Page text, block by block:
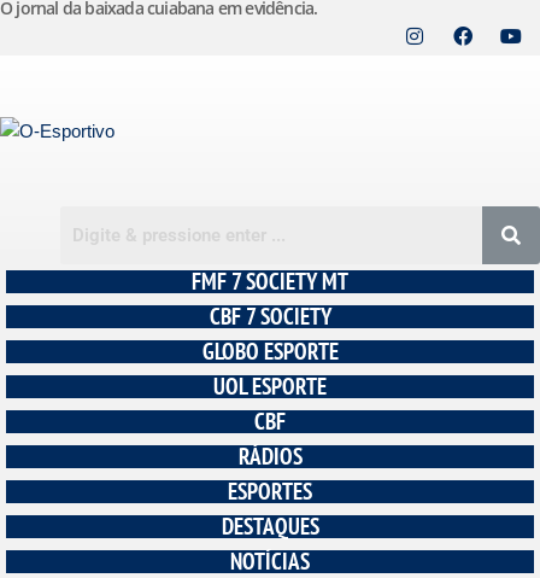
o
O jornal da baixada cuiabana em evidência.
FMF 7 SOCIETY MT
CBF 7 SOCIETY
GLOBO ESPORTE
UOL ESPORTE
CBF
RÁDIOS
ESPORTES
DESTAQUES
NOTÍCIAS